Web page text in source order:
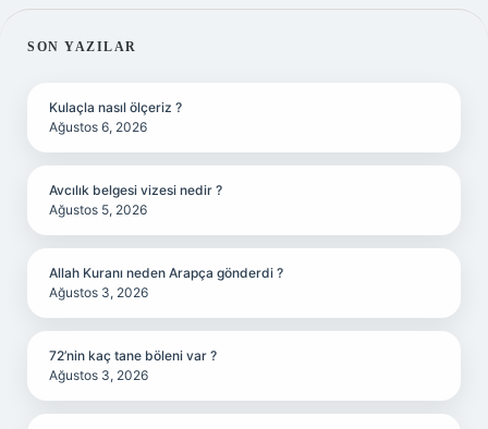
SIDEBAR
SON YAZILAR
Kulaçla nasıl ölçeriz ?
Ağustos 6, 2026
Avcılık belgesi vizesi nedir ?
Ağustos 5, 2026
Allah Kuranı neden Arapça gönderdi ?
Ağustos 3, 2026
72’nin kaç tane böleni var ?
Ağustos 3, 2026